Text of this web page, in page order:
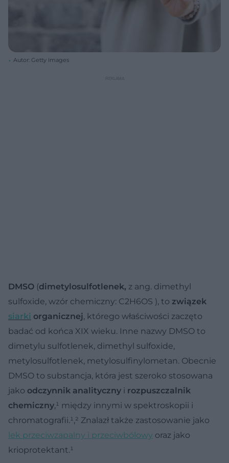
Autor: Getty Images
DMSO (dimetylosulfotlenek, z ang. dimethyl
sulfoxide, wzór chemiczny: C2H6OS ), to związek
siarki organicznej, którego właściwości zaczęto
badać od końca XIX wieku. Inne nazwy DMSO to
dimetylu sulfotlenek, dimethyl sulfoxide,
metylosulfotlenek, metylosulfinylometan. Obecnie
DMSO to substancja, która jest szeroko stosowana
jako odczynnik analityczny i rozpuszczalnik
chemiczny,¹ między innymi w spektroskopii i
chromatografii.¹‚² Znalazł także zastosowanie jako
lek przeciwzapalny i przeciwbólowy oraz jako
krioprotektant.¹